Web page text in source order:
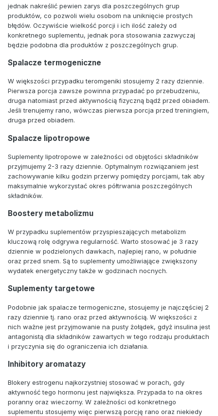
jednak nakreślić pewien zarys dla poszczególnych grup
produktów, co pozwoli wielu osobom na uniknięcie prostych
błędów. Oczywiście wielkość porcji i ich ilość zależy od
konkretnego suplementu, jednak pora stosowania zazwyczaj
będzie podobna dla produktów z poszczególnych grup.
Spalacze termogeniczne
W większości przypadku teromgeniki stosujemy 2 razy dziennie.
Pierwsza porcja zawsze powinna przypadać po przebudzeniu,
druga natomiast przed aktywnością fizyczną bądź przed obiadem.
Jeśli trenujemy rano, wówczas pierwsza porcja przed treningiem,
druga przed obiadem.
Spalacze lipotropowe
Suplementy lipotropowe w zależności od objętości składników
przyjmujemy 2-3 razy dziennie. Optymalnym rozwiązaniem jest
zachowywanie kilku godzin przerwy pomiędzy porcjami, tak aby
maksymalnie wykorzystać okres półtrwania poszczególnych
składników.
Boostery metabolizmu
W przypadku suplementów przyspieszających metabolizm
kluczową rolę odgrywa regularność. Warto stosować je 3 razy
dziennie w podzielonych dawkach, najlepiej rano, w południe
oraz przed snem. Są to suplementy umożliwiające zwiększony
wydatek energetyczny także w godzinach nocnych.
Suplementy targetowe
Podobnie jak spalacze termogeniczne, stosujemy je najczęściej 2
razy dziennie tj. rano oraz przed aktywnością. W większości z
nich ważne jest przyjmowanie na pusty żołądek, gdyż insulina jest
antagonistą dla składników zawartych w tego rodzaju produktach
i przyczynia się do ograniczenia ich działania.
Inhibitory aromatazy
Blokery estrogenu najkorzystniej stosować w porach, gdy
aktywność tego hormonu jest największa. Przypada to na okres
poranny oraz wieczorny. W zależności od konkretnego
suplementu stosujemy więc pierwszą porcję rano oraz niekiedy